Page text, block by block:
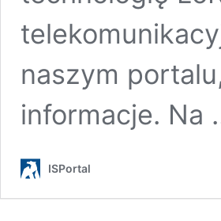
naszym
informacje. Na
ISPortal